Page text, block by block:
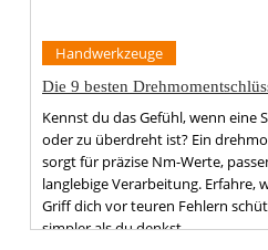
Handwerkzeuge
Die 9 besten
Kennst du das Gefühl, wenn eine
oder zu überdreht ist? Ein
sorgt für präzise Nm-Werte,
langlebige Verarbeitung. Erfahre,
Griff dich vor teuren Fehlern
simpler als du denkst.